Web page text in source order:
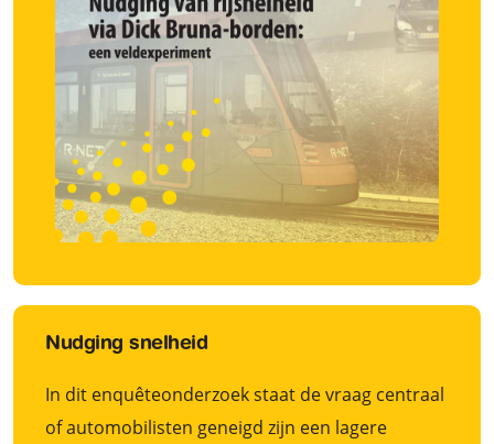
Nudging snelheid
In dit enquêteonderzoek staat de vraag centraal
of automobilisten geneigd zijn een lagere